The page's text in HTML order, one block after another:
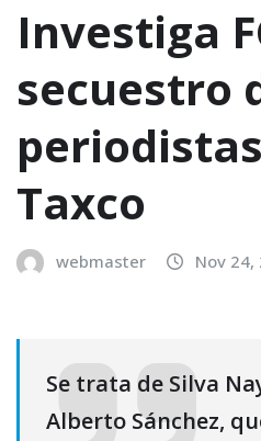
Investiga
secuestro
Taxco
webmaster Nov 24,
Se trata de Silva
Alberto Sánchez,